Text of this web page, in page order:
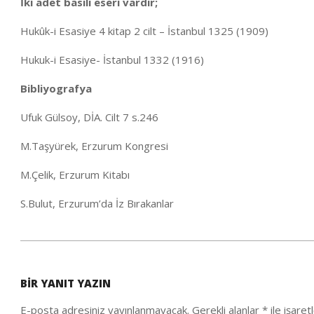
Hukûk-i Esasiye 4 kitap 2 cilt – İstanbul 1325 (1909)
Hukuk-i Esasiye- İstanbul 1332 (1916)
Bibliyografya
Ufuk Gülsoy, DİA. Cilt 7 s.246
M.Taşyürek, Erzurum Kongresi
M.Çelik, Erzurum Kitabı
S.Bulut, Erzurum’da İz Bırakanlar
04
BIR YANIT YAZIN
E-posta adresiniz yayınlanmayacak. Gerekli alanlar * ile